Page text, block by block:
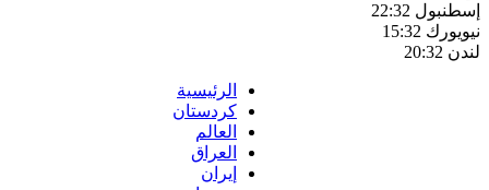
إسطنبول 22:32
نيويورك 15:32
لندن 20:32
الرئيسية
كردستان
العالم
العراق
إيران